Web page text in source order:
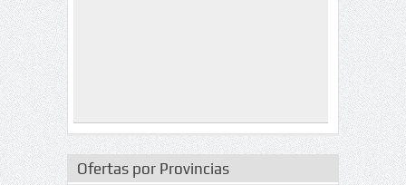
Ofertas por Provincias